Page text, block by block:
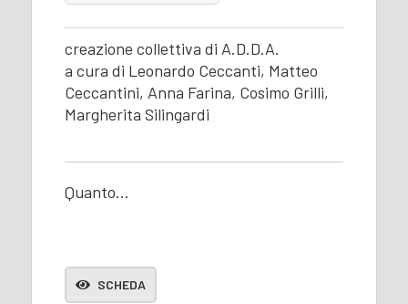
creazione collettiva di A.D.D.A.
a cura di Leonardo Ceccanti, Matteo
Ceccantini, Anna Farina, Cosimo Grilli,
Margherita Silingardi
Quanto…
SCHEDA